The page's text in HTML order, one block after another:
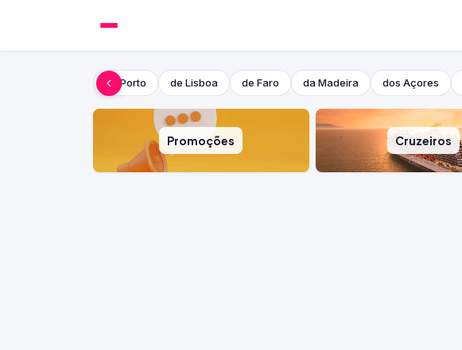
do Porto de Lisboa de Faro da Madeira dos Açores
Promoções Cruzeiros